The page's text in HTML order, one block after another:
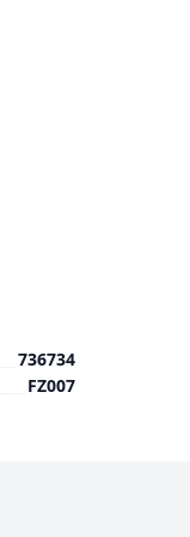
736734
FZ007